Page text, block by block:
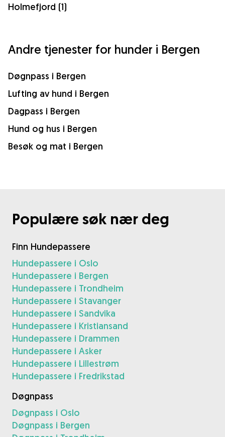
Holmefjord (1)
Andre tjenester for hunder i Bergen
Døgnpass i Bergen
Lufting av hund i Bergen
Dagpass i Bergen
Hund og hus i Bergen
Besøk og mat i Bergen
Populære søk nær deg
Finn Hundepassere
Hundepassere i Oslo
Hundepassere i Bergen
Hundepassere i Trondheim
Hundepassere i Stavanger
Hundepassere i Sandvika
Hundepassere i Kristiansand
Hundepassere i Drammen
Hundepassere i Asker
Hundepassere i Lillestrøm
Hundepassere i Fredrikstad
Døgnpass
Døgnpass i Oslo
Døgnpass i Bergen